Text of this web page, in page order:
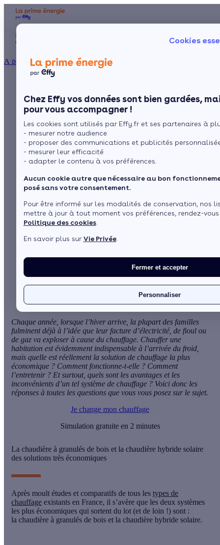
Cookies
Chez Effy vos données sont bien gardées,
pour vous accompagner !
Les cookies sont utilisés par Effy.fr et ses partenaires à
- mesurer notre audience
- proposer des communications et publicités
- mesurer leur efficacité
- adapter le contenu à vos préférences.
Aucun cookie autre que nécessaire au bon
posé sans votre consentement.
Pour être informé sur les modalités de conservation, nos
mettre à jour à tout moment vos préférences, rendez-
Politique des cookies.
En savoir plus sur Vie Privée.
Fermer et accepter
Personnaliser
À propos
Le concept
Comment l'obtenir ?
Chauffage
Poêle à
Zoom sur les deux
solutions de
chauffage
considérées comme
les plus économiques
par L’équipe de rédaction 4 min de lecture
Sommaire
solaire des solutions très économiques
Avantages et inconvénients de ces deux systèmes de
Voir plus
Chaque année, lorsque l’hiver arrive, la plupart des familles
fulminent déjà à l’idée que leur facture d’électricité, de fioul ou
de gaz va exploser à cause du chauffage. Chauffer une
habitation est évidemment indispensable à l’arrivée du froid,
mais quelle est réellement la solution de chauffage la plus
économique ? Comment fonctionne-t-elle ? Comment
l’entretenir ? Et surtout, quels sont les avantages et les
inconvénients d’un tel système de chauffage ? Voici donc les
réponses à toutes les questions que vous vous posez sur le sujet.
Je change mon chauffage
Simulation gratuite en 2 minutes
La chaudière à granulés de bois et la chaudière hybride solaire
des solutions très économiques
Après moult études et comparatifs de tous les types de
chauffage existants en France, il s’avère que les deux systèmes
les plus économiques qui sortent du lot (et de loin !) sont :
la chaudière à granulés de bois et la chaudière hybride solaire.